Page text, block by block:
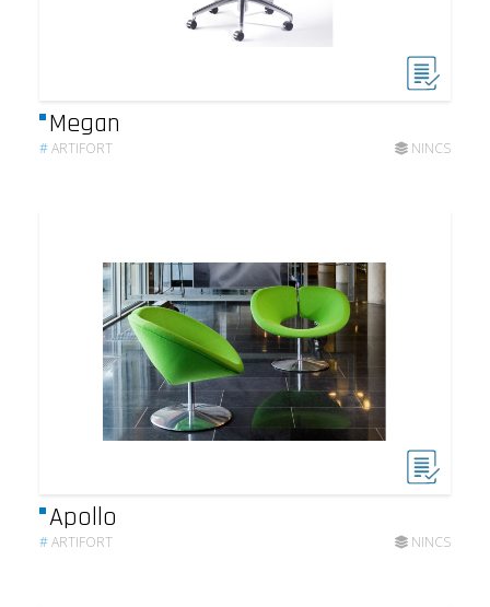
Megan
#ARTIFORT NINCS
Apollo
#ARTIFORT NINCS